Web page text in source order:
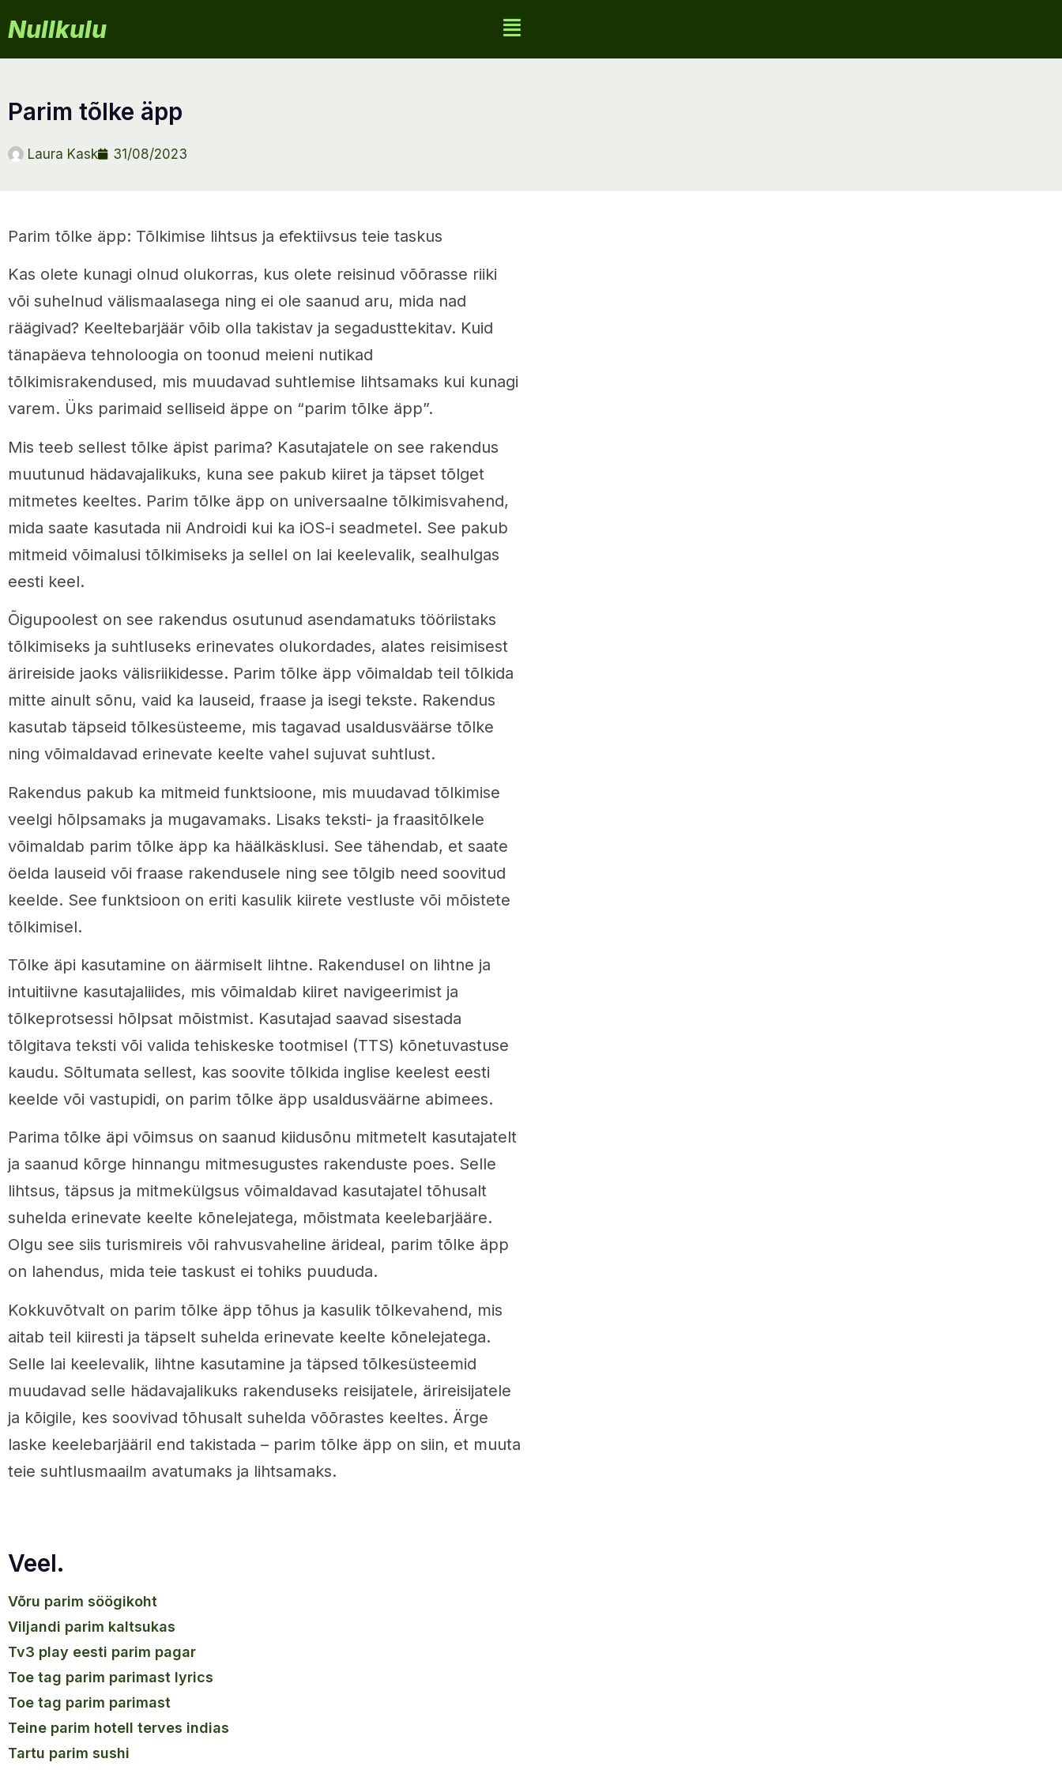
Nullkulu
parim tõlke äpp
Laura Kask 31/08/2023
Parim tõlke äpp: Tõlkimise lihtsus ja efektiivsus teie taskus
Kas olete kunagi olnud olukorras, kus olete reisinud võõrasse riiki
või suhelnud välismaalasega ning ei ole saanud aru, mida nad
räägivad? Keeltebarjäär võib olla takistav ja segadusttekitav. Kuid
tänapäeva tehnoloogia on toonud meieni nutikad
tõlkimisrakendused, mis muudavad suhtlemise lihtsamaks kui kunagi
varem. Üks parimaid selliseid äppe on “parim tõlke äpp”.
Mis teeb sellest tõlke äpist parima? Kasutajatele on see rakendus
muutunud hädavajalikuks, kuna see pakub kiiret ja täpset tõlget
mitmetes keeltes. Parim tõlke äpp on universaalne tõlkimisvahend,
mida saate kasutada nii Androidi kui ka iOS-i seadmetel. See pakub
mitmeid võimalusi tõlkimiseks ja sellel on lai keelevalik, sealhulgas
eesti keel.
Õigupoolest on see rakendus osutunud asendamatuks tööriistaks
tõlkimiseks ja suhtluseks erinevates olukordades, alates reisimisest
ärireiside jaoks välisriikidesse. Parim tõlke äpp võimaldab teil tõlkida
mitte ainult sõnu, vaid ka lauseid, fraase ja isegi tekste. Rakendus
kasutab täpseid tõlkesüsteeme, mis tagavad usaldusväärse tõlke
ning võimaldavad erinevate keelte vahel sujuvat suhtlust.
Rakendus pakub ka mitmeid funktsioone, mis muudavad tõlkimise
veelgi hõlpsamaks ja mugavamaks. Lisaks teksti- ja fraasitõlkele
võimaldab parim tõlke äpp ka häälkäsklusi. See tähendab, et saate
öelda lauseid või fraase rakendusele ning see tõlgib need soovitud
keelde. See funktsioon on eriti kasulik kiirete vestluste või mõistete
tõlkimisel.
Tõlke äpi kasutamine on äärmiselt lihtne. Rakendusel on lihtne ja
intuitiivne kasutajaliides, mis võimaldab kiiret navigeerimist ja
tõlkeprotsessi hõlpsat mõistmist. Kasutajad saavad sisestada
tõlgitava teksti või valida tehiskeske tootmisel (TTS) kõnetuvastuse
kaudu. Sõltumata sellest, kas soovite tõlkida inglise keelest eesti
keelde või vastupidi, on parim tõlke äpp usaldusväärne abimees.
Parima tõlke äpi võimsus on saanud kiidusõnu mitmetelt kasutajatelt
ja saanud kõrge hinnangu mitmesugustes rakenduste poes. Selle
lihtsus, täpsus ja mitmekülgsus võimaldavad kasutajatel tõhusalt
suhelda erinevate keelte kõnelejatega, mõistmata keelebarjääre.
Olgu see siis turismireis või rahvusvaheline ärideal, parim tõlke äpp
on lahendus, mida teie taskust ei tohiks puududa.
Kokkuvõtvalt on parim tõlke äpp tõhus ja kasulik tõlkevahend, mis
aitab teil kiiresti ja täpselt suhelda erinevate keelte kõnelejatega.
Selle lai keelevalik, lihtne kasutamine ja täpsed tõlkesüsteemid
muudavad selle hädavajalikuks rakenduseks reisijatele, ärireisijatele
ja kõigile, kes soovivad tõhusalt suhelda võõrastes keeltes. Ärge
laske keelebarjääril end takistada – parim tõlke äpp on siin, et muuta
teie suhtlusmaailm avatumaks ja lihtsamaks.
Veel.
võru parim söögikoht
viljandi parim kaltsukas
tv3 play eesti parim pagar
toe tag parim parimast lyrics
toe tag parim parimast
teine parim hotell terves indias
tartu parim sushi